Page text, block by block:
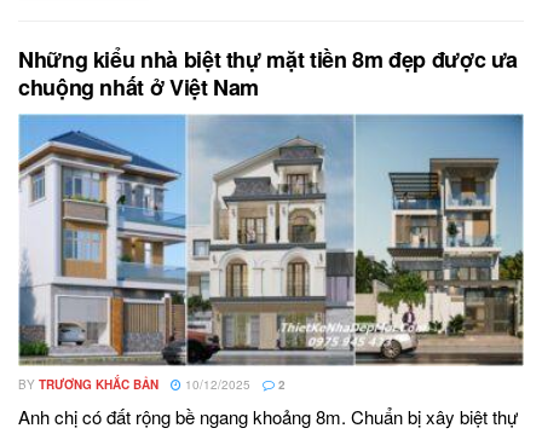
Những kiểu nhà biệt thự mặt tiền 8m đẹp được ưa
chuộng nhất ở Việt Nam
BY TRƯƠNG KHẮC BẢN 10/12/2025 2
Anh chị có đất rộng bề ngang khoảng 8m. Chuẩn bị xây biệt thự